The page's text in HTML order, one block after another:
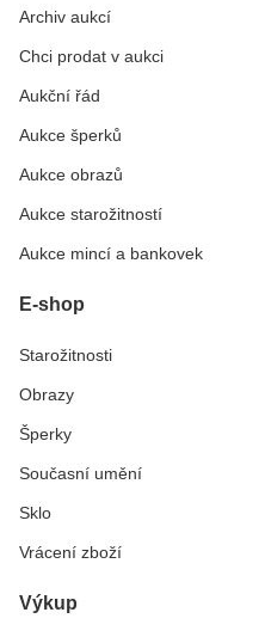
Archiv aukcí
Chci prodat v aukci
Aukční řád
Aukce šperků
Aukce obrazů
Aukce starožitností
Aukce mincí a bankovek
E-shop
Starožitnosti
Obrazy
Šperky
Současní umění
Sklo
Vrácení zboží
Výkup